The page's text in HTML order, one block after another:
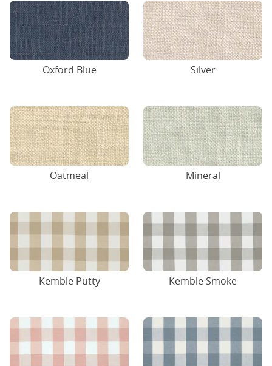
Oxford Blue Silver
Oatmeal Mineral
Kemble Putty Kemble Smoke